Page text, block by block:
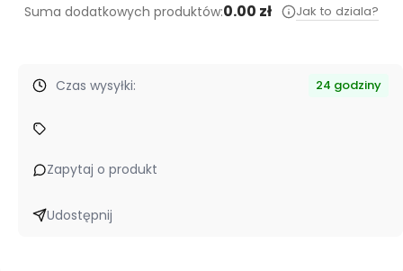
Suma dodatkowych produktów:0.00 zł Jak to dziala?
Czas wysyłki: 24 godziny
Zapytaj o produkt
Udostępnij